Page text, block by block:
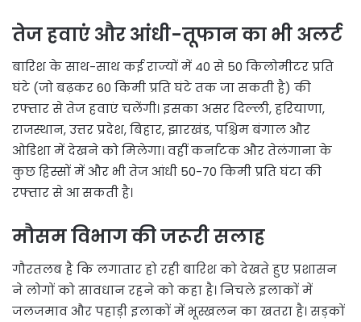
तेज हवाएं और आंधी-तूफान का भी अलर्ट
बारिश के साथ-साथ कई राज्यों में 40 से 50 किलोमीटर प्रति
घंटे (जो बढ़कर 60 किमी प्रति घंटे तक जा सकती है) की
रफ्तार से तेज हवाएं चलेंगी। इसका असर दिल्ली, हरियाणा,
राजस्थान, उत्तर प्रदेश, बिहार, झारखंड, पश्चिम बंगाल और
ओडिशा में देखने को मिलेगा। वहीं कर्नाटक और तेलंगाना के
कुछ हिस्सों में और भी तेज आंधी 50-70 किमी प्रति घंटा की
रफ्तार से आ सकती है।
मौसम विभाग की जरूरी सलाह
गौरतलब है कि लगातार हो रही बारिश को देखते हुए प्रशासन
ने लोगों को सावधान रहने को कहा है। निचले इलाकों में
जलजमाव और पहाड़ी इलाकों में भूस्खलन का खतरा है। सड़कों